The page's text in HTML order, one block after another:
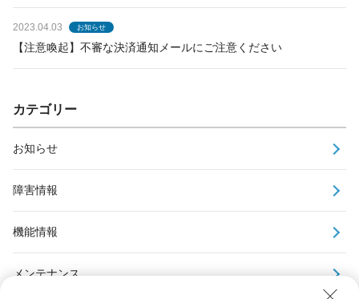
2023.04.03 お知らせ
【注意喚起】不審な決済通知メールにご注意ください
カテゴリー
お知らせ
障害情報
機能情報
メンテナンス